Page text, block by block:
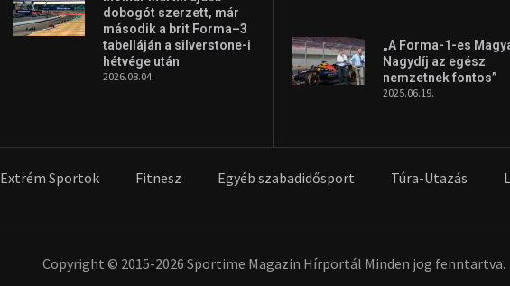
dobogót szerzett, már
második a brit Forma–3
tabelláján a silverstone-i
hétvége után
2026.08.04.
„A Forma-1-es
Nagydíj az egész
nemzetnek fontos”
2025.06.19.
Extrém Sportok Fitnesz Egyéb szabadidősport Túra-Utazás
Copyright © 2015-2026 Sportime Magazin Hírportál Minden jog fenntartva.